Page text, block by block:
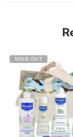
SOLD OUT